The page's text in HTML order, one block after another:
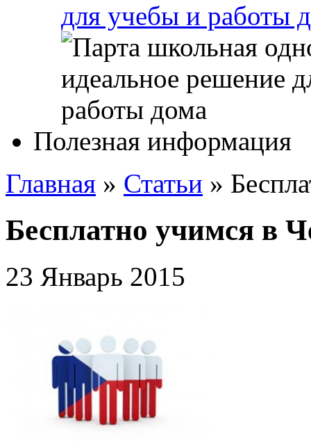
для учебы и работы
Полезная информация
Главная » Статьи »
Бесплатно учимся в
23 Январь 2015